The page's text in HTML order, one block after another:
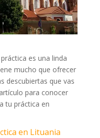
es una linda
mucho que ofrecer
descubiertas que vas
para conocer
tu práctica en
en Lituania